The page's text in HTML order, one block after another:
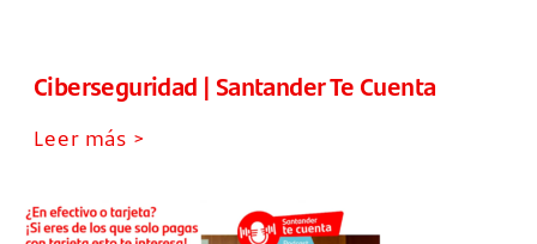
Ciberseguridad | Santander Te Cuenta
Leer más >